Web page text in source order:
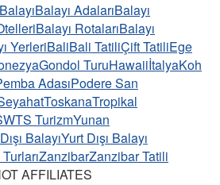
BalayıBalayı AdalarıBalayı
Balayı RotalarıBalayı
YerleriBaliBali TatiliÇift TatiliEge
Gondol TuruHawaiiİtalyaKoh
AdasıPodere San
ToskanaTropikal
WTS TurizmYunan
BalayıYurt Dışı Balayı
ZanzibarZanzibar Tatili
AFFILIATES